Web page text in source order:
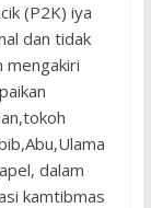
(P2K) iya
dan tidak
mengakiri
dalam
kamtibmas